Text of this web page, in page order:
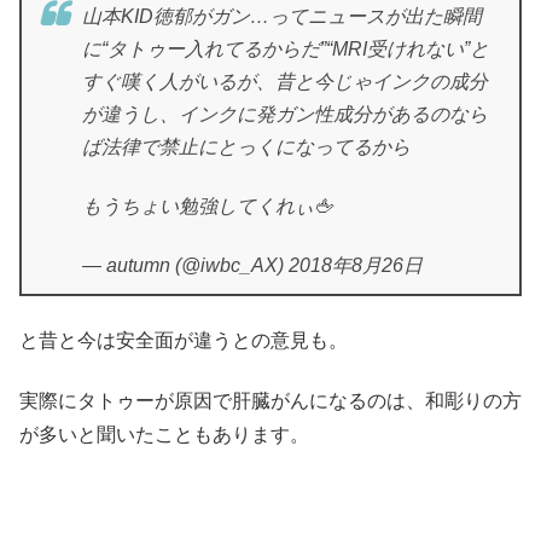
山本KID徳郁がガン…ってニュースが出た瞬間
に“タトゥー入れてるからだ”“MRI受けれない”と
すぐ嘆く人がいるが、昔と今じゃインクの成分
が違うし、インクに発ガン性成分があるのなら
ば法律で禁止にとっくになってるから
もうちょい勉強してくれぃ🖕
— autumn (@iwbc_AX) 2018年8月26日
と昔と今は安全面が違うとの意見も。
実際にタトゥーが原因で肝臓がんになるのは、和彫りの方
が多いと聞いたこともあります。